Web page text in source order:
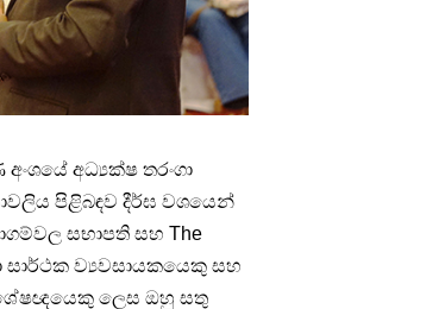
අධ්‍යක්ෂ තරංගා
පිළිබඳව දීර්ඝ වශයෙන්
සභාපති සහ The
සාර්ථක ව්‍යවසායකයෙකු සහ
ලෙස ඔහු සතු